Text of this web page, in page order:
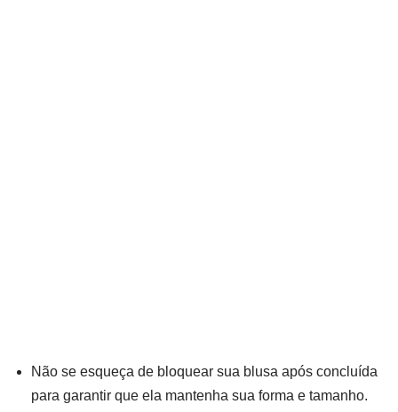
Não se esqueça de bloquear sua blusa após concluída
para garantir que ela mantenha sua forma e tamanho.